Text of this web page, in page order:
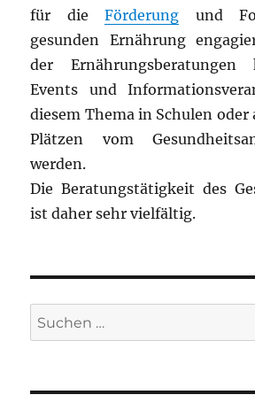
für dieFörderung und
gesunden Ernährung
der Ernährungsberatungen
Events und
diesem Thema in Schulen
Plätzen vom
werden.
Die Beratungstätigkeit des
ist daher sehr vielfältig.
Suchen
nach: